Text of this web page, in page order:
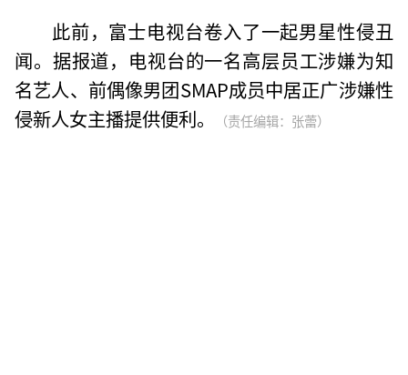
此前，富士电视台卷入了一起男星性侵丑
闻。据报道，电视台的一名高层员工涉嫌为知
名艺人、前偶像男团SMAP成员中居正广涉嫌性
侵新人女主播提供便利。
（责任编辑：张蕾）